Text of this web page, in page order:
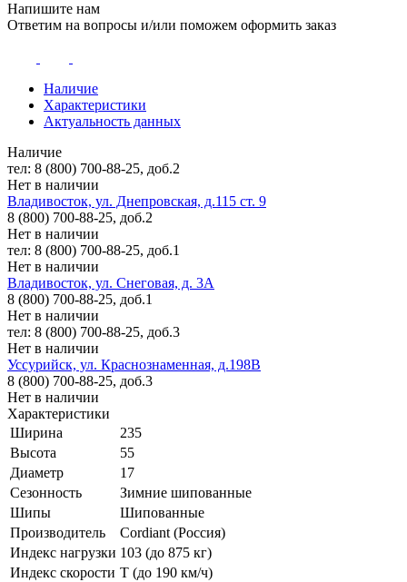
Напишите нам
Ответим на вопросы и/или поможем оформить заказ
Наличие
Характеристики
Актуальность данных
Наличие
тел: 8 (800) 700-88-25, доб.2
Нет в наличии
Владивосток, ул. Днепровская, д.115 ст. 9
8 (800) 700-88-25, доб.2
Нет в наличии
тел: 8 (800) 700-88-25, доб.1
Нет в наличии
Владивосток, ул. Снеговая, д. 3А
8 (800) 700-88-25, доб.1
Нет в наличии
тел: 8 (800) 700-88-25, доб.3
Нет в наличии
Уссурийск, ул. Краснознаменная, д.198В
8 (800) 700-88-25, доб.3
Нет в наличии
Характеристики
Ширина
235
Высота
55
Диаметр
17
Сезонность
Зимние шипованные
Шипы
Шипованные
Производитель
Cordiant (Россия)
Индекс нагрузки 103 (до 875 кг)
Индекс скорости T (до 190 км/ч)